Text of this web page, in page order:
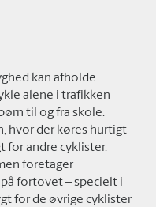
kan afholde
alene i trafikken
til og fra skole.
hvor der køres hurtigt
for andre cyklister.
foretager
fortovet – specielt i
for de øvrige cyklister